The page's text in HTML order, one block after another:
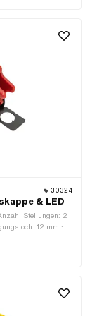
30324
& LED
Stellungen: 2
12 mm ·